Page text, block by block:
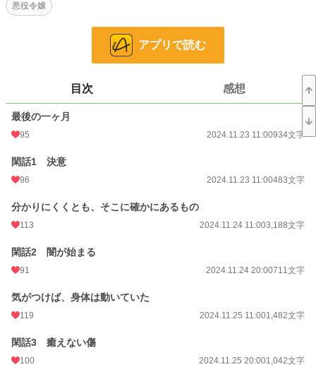
恋愛
43,950
更新日時 2025.01.11 11:00
初回公開日時
初回完結日時 2025.01.11 11:44
週間ポイント
月間ポイント 809 pt (27,174 位)
累計ポイント 105,265 pt (29,529 位)
悪役令嬢
アプリで読む
目次 感想
最後の一ヶ月
95 2024.11.23 11:00934文字
閑話1 決意
96 2024.11.23 11:00483文字
分かりにくくとも、そこに確かにあるもの
113 2024.11.24 11:003,188文字
閑話2 闇が始まる
91 2024.11.24 20:00711文字
気がつけば、身体は動いていた
119 2024.11.25 11:001,482文字
閑話3 癒えない傷
100 2024.11.25 20:001,042文字